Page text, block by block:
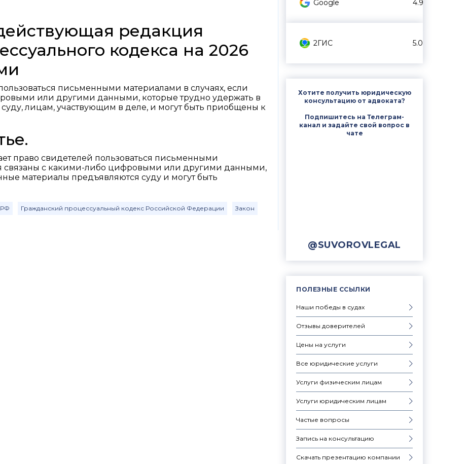
Google 4.9
2ГИС 5.0
Хотите получить юридическую
консультацию от адвоката?
Подпишитесь на Телеграм-
канал и задайте свой вопрос в
чате
@SUVOROVLEGAL
ПОЛЕЗНЫЕ ССЫЛКИ
Наши победы в судах
Отзывы доверителей
Цены на услуги
Все юридические услуги
Услуги физическим лицам
Услуги юридическим лицам
Частые вопросы
Запись на консультацию
Скачать презентацию компании
редакция
кодекса на 2026
письменными материалами в случаях, если
или другими данными, которые трудно удержать в
лицам, участвующим в деле, и могут быть приобщены к
право свидетелей пользоваться письменными
связаны с какими-либо цифровыми или другими данными,
материалы предъявляются суду и могут быть
Гражданский процессуальный кодекс Российской Федерации Закон